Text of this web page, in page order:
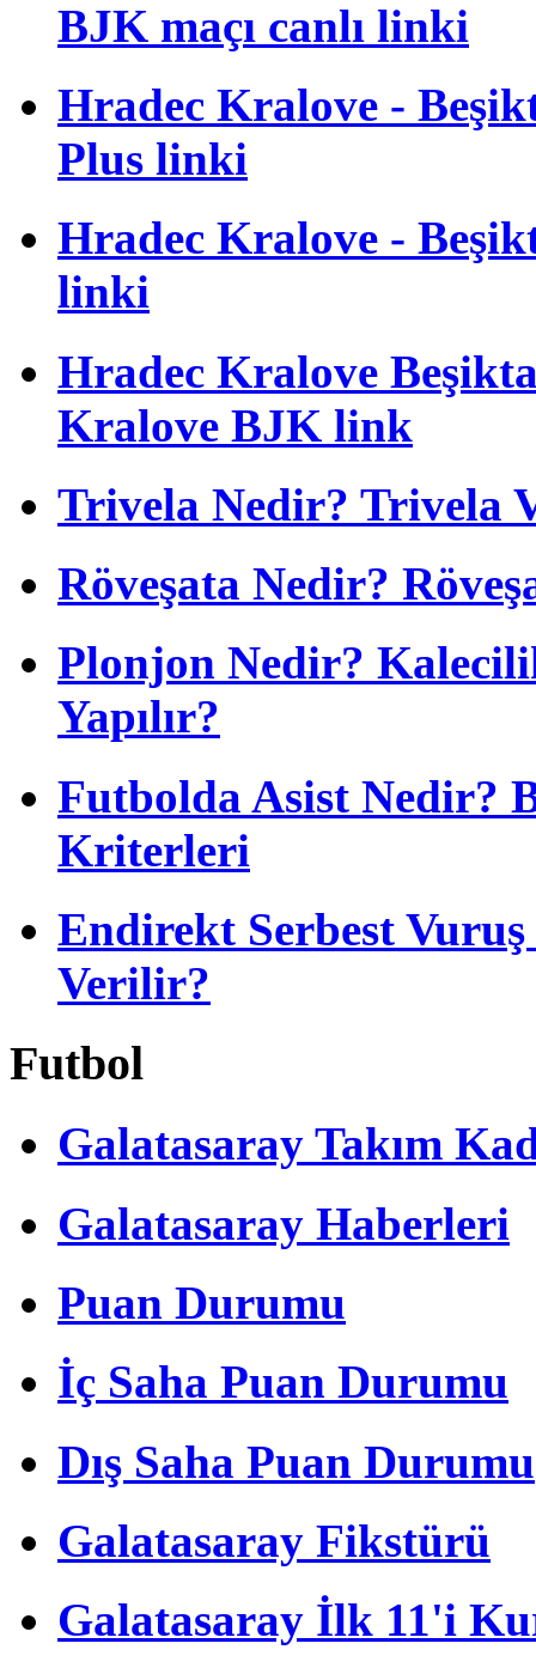
BJK maçı canlı linki
Hradec Kralove -
Plus linki
Hradec Kralove -
linki
Hradec Kralove
Kralove BJK link
Trivela Nedir? Trivela
Röveşata Nedir?
Plonjon Nedir?
Yapılır?
Futbolda Asist Nedir?
Kriterleri
Endirekt Serbest
Verilir?
Futbol
Galatasaray Takım
Galatasaray Haberleri
Puan Durumu
İç Saha Puan Durumu
Dış Saha Puan Durumu
Galatasaray Fikstürü
Galatasaray İlk 11'i